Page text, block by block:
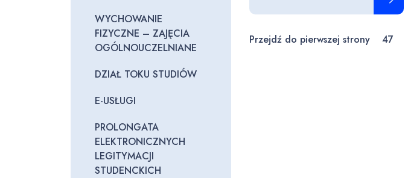
WYCHOWANIE
FIZYCZNE – ZAJĘCIA
OGÓLNOUCZELNIANE
DZIAŁ TOKU STUDIÓW
E-USŁUGI
PROLONGATA
ELEKTRONICZNYCH
LEGITYMACJI
STUDENCKICH
Przejdź do pierwszej strony 47